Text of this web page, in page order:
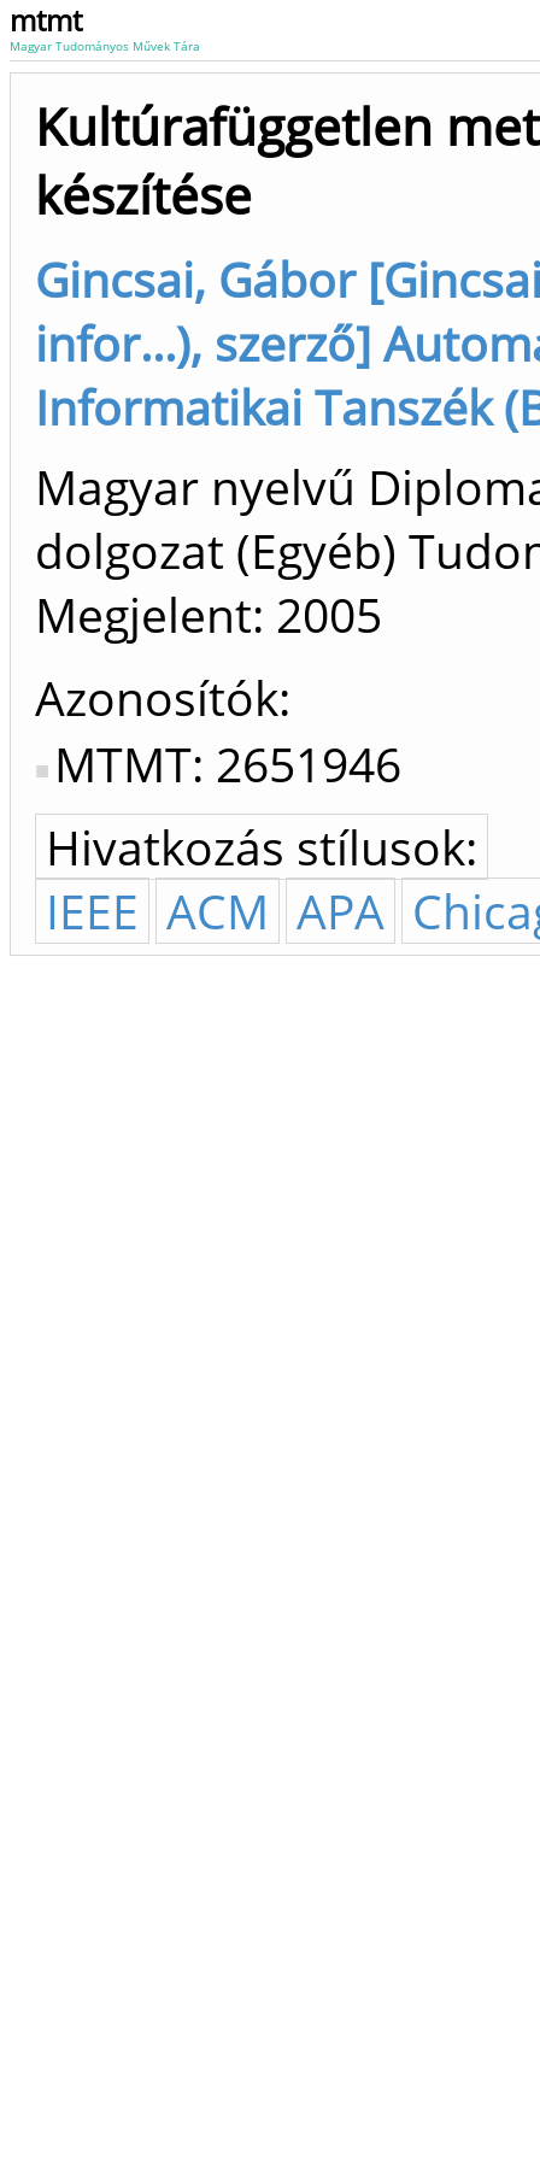
mtmt
Magyar Tudományos Művek Tára
Kultúrafüggetlen
készítése
Gincsai, Gábor
infor...), szerző]
Informatikai Tanszék
Magyar nyelvű
dolgozat (Egyéb)
Megjelent: 2005
Azonosítók
MTMT: 2651946
Hivatkozás stílusok:
IEEE ACM APA